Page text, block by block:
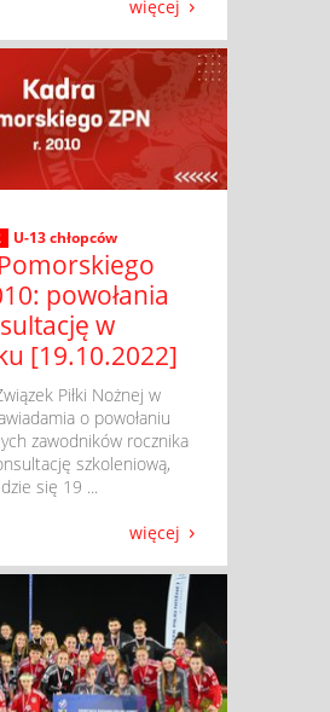
więcej
U-13 chłopców
powołania
w
[19.10.2022]
Piłki Nożnej w
o powołaniu
zawodników rocznika
szkoleniową,
się 19 ...
więcej